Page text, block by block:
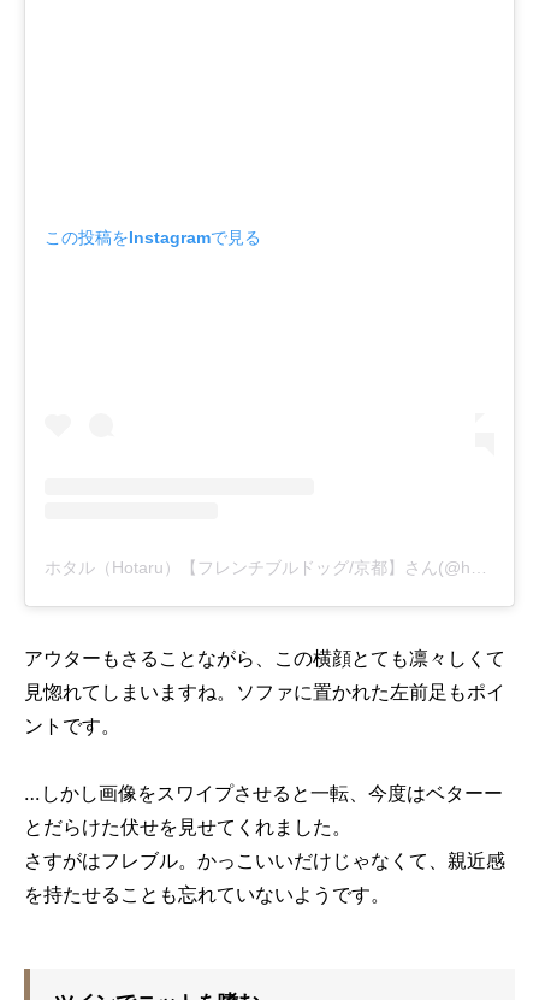
この投稿をInstagramで見る
ホタル（Hotaru）【フレンチブルドッグ/京都】さん(@hotaru612)がシェアした投稿
アウターもさることながら、この横顔とても凛々しくて
見惚れてしまいますね。ソファに置かれた左前足もポイ
ントです。
…しかし画像をスワイプさせると一転、今度はベターー
とだらけた伏せを見せてくれました。
さすがはフレブル。かっこいいだけじゃなくて、親近感
を持たせることも忘れていないようです。